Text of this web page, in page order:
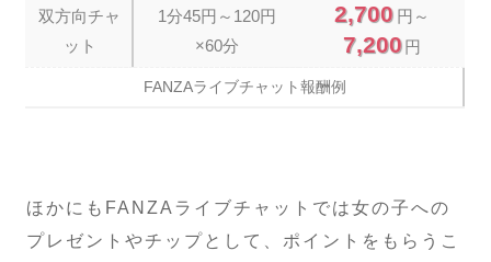
双方向チャ
ット
1分45円～120円
×60分
2,700 円～
7,200円
FANZAライブチャット報酬例
ほかにもFANZAライブチャットでは女の子への
プレゼントやチップとして、ポイントをもらうこ